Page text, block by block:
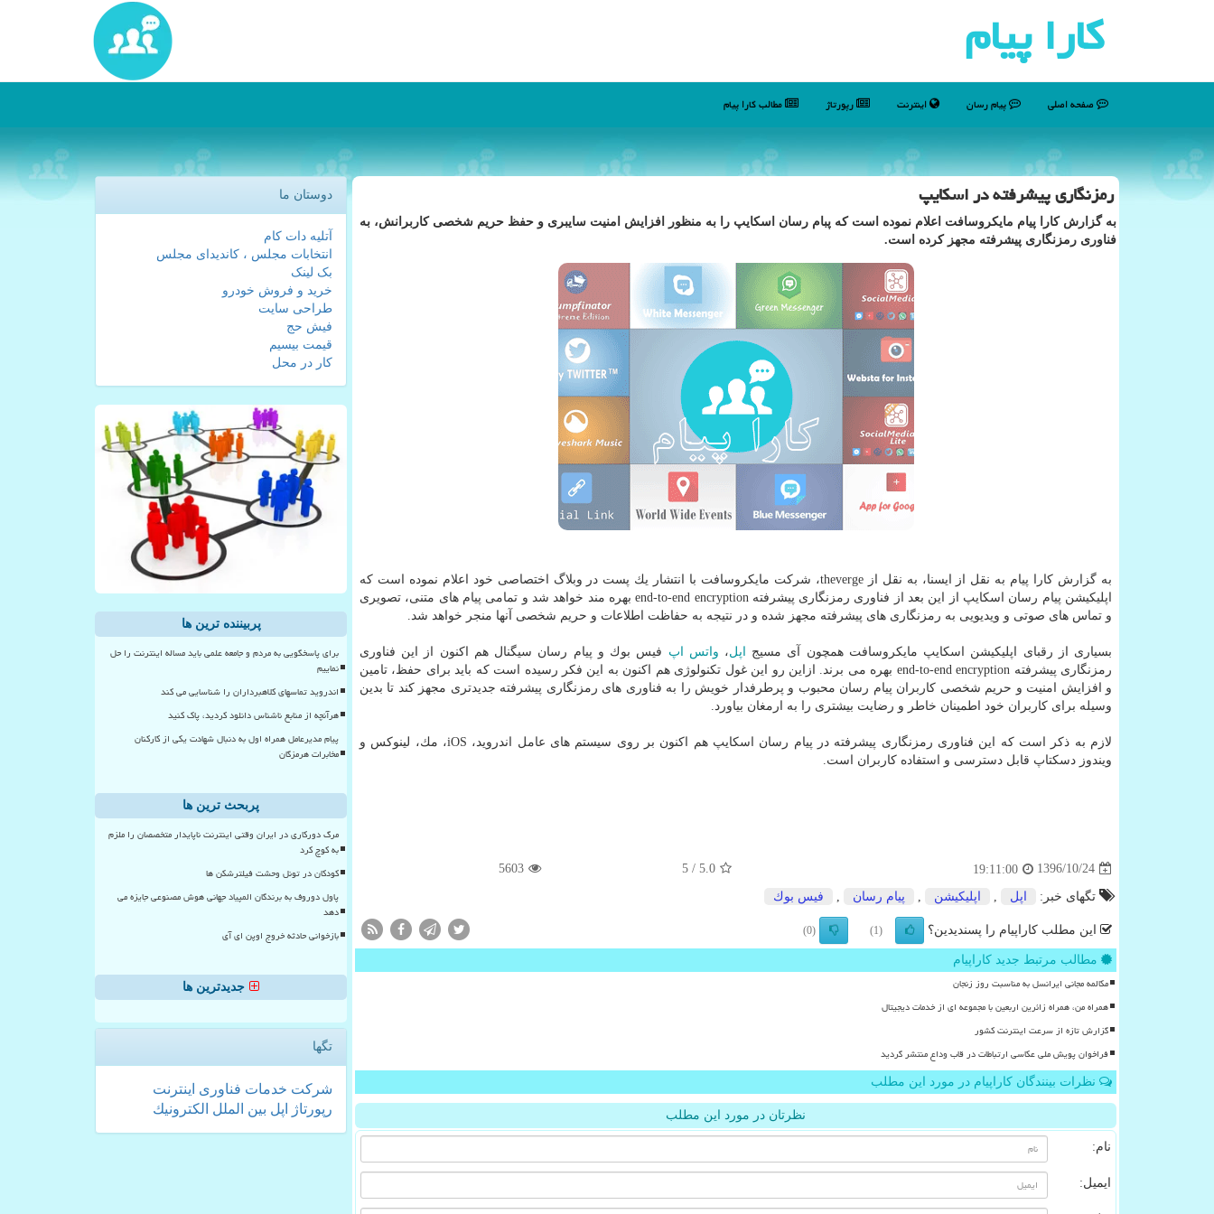
كارا پیام
صفحه اصلی پیام رسان اینترنت رپورتاژ مطالب كارا پیام
رمزنگاری پیشرفته در اسكایپ
به گزارش كارا پیام مایكروسافت اعلام نموده است كه پبام رسان اسكایپ را به منظور افزایش امنیت سایبری و حفظ حریم شخصی كاربرانش، به
فناوری رمزنگاری پیشرفته مجهز كرده است.
به گزارش كارا پیام به نقل از ایسنا، به نقل از theverge، شركت مایكروسافت با انتشار یك پست در وبلاگ اختصاصی خود اعلام نموده است كه
اپلیكیشن پیام رسان اسكایپ از این بعد از فناوری رمزنگاری پیشرفته end-to-end encryption بهره مند خواهد شد و تمامی پیام های متنی، تصویری
و تماس های صوتی و ویدیویی به رمزنگاری های پیشرفته مجهز شده و در نتیجه به حفاظت اطلاعات و حریم شخصی آنها منجر خواهد شد.
بسیاری از رقبای اپلیكیشن اسكایپ مایكروسافت همچون آی مسیج اپل، واتس اپ فیس بوك و پیام رسان سیگنال هم اكنون از این فناوری
رمزنگاری پیشرفته end-to-end encryption بهره می برند. ازاین رو این غول تكنولوژی هم اكنون به این فكر رسیده است كه باید برای حفظ، تامین
و افزایش امنیت و حریم شخصی كاربران پیام رسان محبوب و پرطرفدار خویش را به فناوری های رمزنگاری پیشرفته جدیدتری مجهز كند تا بدین
وسیله برای كاربران خود اطمینان خاطر و رضایت بیشتری را به ارمغان بیاورد.
لازم به ذكر است كه این فناوری رمزنگاری پیشرفته در پیام رسان اسكایپ هم اكنون بر روی سیستم های عامل اندروید، iOS، مك، لینوكس و
ویندوز دسكتاپ قابل دسترسی و استفاده كاربران است.
1396/10/24
19:11:00
5.0
/ 5
5603
تگهای خبر: اپل اپلیكیشن پیام رسان فیس بوك
این مطلب کاراپیام را پسندیدین؟ (1)
(0)
مطالب مرتبط جدید کاراپیام
مکالمه مجانی ایرانسل به مناسبت روز زنجان
همراه من، همراه زائرین اربعین با مجموعه ای از خدمات دیجیتال
گزارش تازه از سرعت اینترنت کشور
فراخوان پویش ملی عکاسی ارتباطات در قاب وداع منتشر گردید
نظرات بینندگان کاراپیام در مورد این مطلب
نظرتان در مورد این مطلب
نام:
ایمیل:
دوستان ما
آتلیه دات کام
انتخابات مجلس ، کاندیدای مجلس
بک لینک
خرید و فروش خودرو
طراحی سایت
فیش حج
قیمت بیسیم
کار در محل
پربیننده ترین ها
برای پاسخگویی به مردم و جامعه علمی باید مساله اینترنت را حل
نماییم
اندروید تماسهای کلاهبرداران را شناسایی می کند
هرآنچه از منابع ناشناس دانلود کردید، پاک کنید
پیام مدیرعامل همراه اول به دنبال شهادت یکی از کارکنان
مخابرات هرمزگان
پربحث ترین ها
مرگ دورکاری در ایران وقتی اینترنت ناپایدار متخصصان را ملزم
به کوچ کرد
کودکان در تونل وحشت فیلترشکن ها
پاول دوروف به برندگان المپیاد جهانی هوش مصنوعی جایزه می
دهد
بازخوانی حادثه خروج اوپن ای آی
جدیدترین ها
تگها
شركت خدمات فناوری اینترنت
رپورتاژ
اپل بین الملل الكترونیك